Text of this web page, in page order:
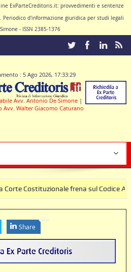
ExParteCreditoris.it: provvedimenti e sentenze
Periodico d'informazione giuridica per studi legali
- ISSN 2385-1376
: 5 Ago 2026, 17:33:29
Avv. Antonio De Simone |
Avv. Walter Giacomo Caturano
frena sul Codice Antimafia
Share